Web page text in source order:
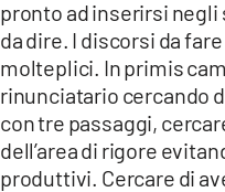
pronto ad inserirsi negli
da dire. I discorsi da
molteplici. In primis
rinunciatario cercando
con tre passaggi,
dell’area di rigore
produttivi. Cercare di